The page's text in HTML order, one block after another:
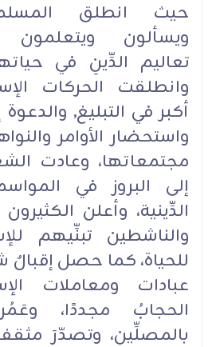
حيث انطلق
ويسألون
تعاليم الدِّينِ في
وانطلقت الحركات
أكبر في التبليغ, والدعوة
واستحضار الأوامر
مجتمعاتها، وعادت
إلى البروز في
الدِّينية، وأعلن
والناشطين تبنِّيهم
للحياة، كما حصل إقبالٌ
عبادات ومعاملات
الحجابُ مجددًا،
بالمصلِّين، وتصدّرَ